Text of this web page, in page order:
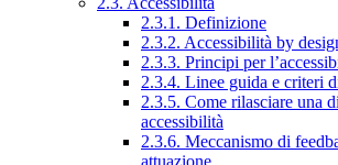
2.3.1. Definizione
2.3.2. Accessibilità by
2.3.3. Principi per
2.3.4. Linee guida e criteri
2.3.5. Come rilasciare una
accessibilità
2.3.6. Meccanismo di
attuazione